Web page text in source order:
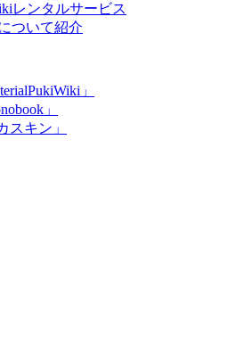
レンタルサービス
ついて紹介
」
」
スキン」